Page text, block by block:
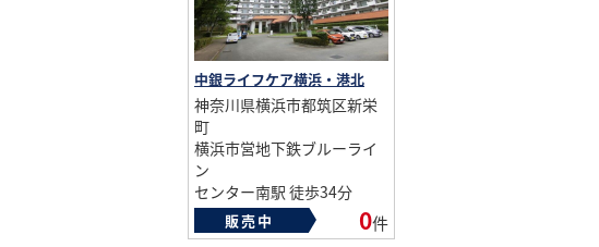
中銀ライフケア横浜・港北
神奈川県横浜市都筑区新栄
町
横浜市営地下鉄ブルーライ
ン
センター南駅 徒歩34分
総戸数：445戸
築年数：1988年
販売中 0件